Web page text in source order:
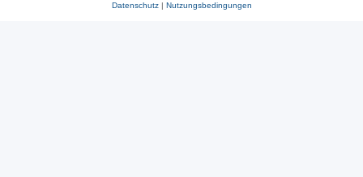
Datenschutz| Nutzungsbedingungen